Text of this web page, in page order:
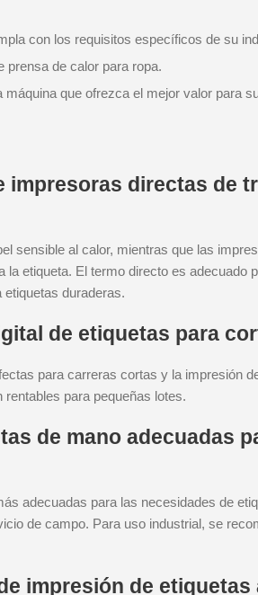
con los requisitos específicos de su
prensa de calor para ropa.
que ofrezca el mejor valor para
impresoras directas de
sensible al calor, mientras que las
etiqueta. El termo directo es adecuado
duraderas.
de etiquetas para
para carreras cortas y la impresión
para pequeñas lotes.
de mano adecuadas
adecuadas para las necesidades de
de campo. Para uso industrial, se
impresión de etiquetas